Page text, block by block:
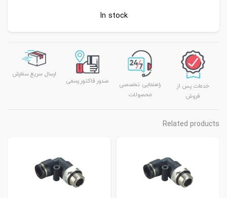
In stock
خدمات پس از
فروش
راهنمایی تخصصی
محصولات
صدور فاکتور رسمی
ارسال سریع سفارش
Related products